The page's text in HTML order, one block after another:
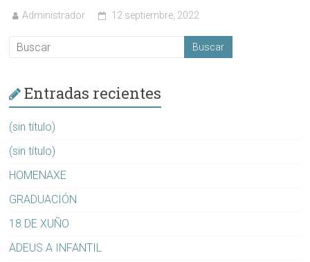
Administrador 12 septiembre, 2022
Entradas recientes
(sin título)
(sin título)
HOMENAXE
GRADUACIÓN
18 DE XUÑO
ADEUS A INFANTIL